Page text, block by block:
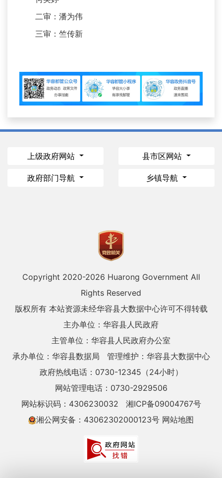
二审：潘为伟
三审：竺传新
上级政府网站 县市区网站
政府部门导航 乡镇导航
Copyright 2020-2026 Huarong Government All
Rights Reserved
版权所有 本站资源未经华容县大数据中心许可不得转载
主办单位：华容县人民政府
主管单位：华容县人民政府办公室
承办单位：华容县数据局
管理维护：华容县大数据中心
政府热线电话：0730-12345（24小时）
网站管理电话：0730-2929506
网站标识码：4306230032
湘ICP备09004767号
湘公网安备：43062302000123号 网站地图